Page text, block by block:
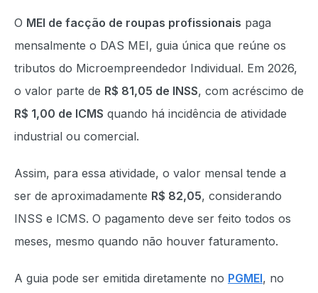
O MEI de facção de roupas profissionais paga
mensalmente o DAS MEI, guia única que reúne os
tributos do Microempreendedor Individual. Em 2026,
o valor parte de R$ 81,05 de INSS, com acréscimo de
R$ 1,00 de ICMS quando há incidência de atividade
industrial ou comercial.
Assim, para essa atividade, o valor mensal tende a
ser de aproximadamente R$ 82,05, considerando
INSS e ICMS. O pagamento deve ser feito todos os
meses, mesmo quando não houver faturamento.
A guia pode ser emitida diretamente no PGMEI, no